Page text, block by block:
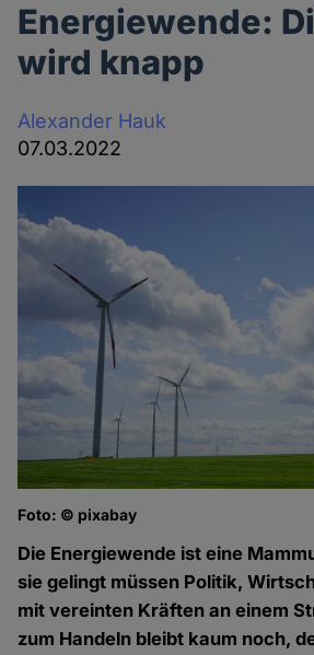
Energiewende:
wird knapp
Alexander Hauk
07.03.2022
Foto: © pixabay
Die Energiewende ist eine
sie gelingt müssen Politik,
mit vereinten Kräften an einem
zum Handeln bleibt kaum noch,